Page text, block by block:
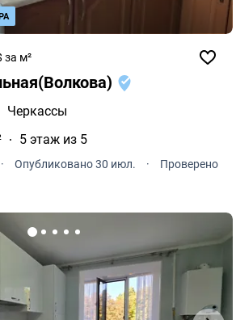
за м²
Черкассы
5 этаж из 5
· Опубликовано 30 июл. ·
Проверено